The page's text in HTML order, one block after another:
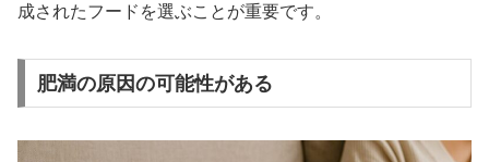
成されたフードを選ぶことが重要です。
肥満の原因の可能性がある